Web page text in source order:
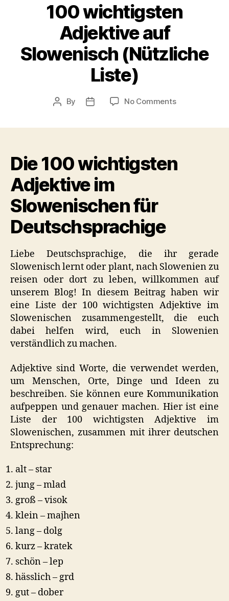
100 wichtigsten
Adjektive auf
Slowenisch (Nützliche
Liste)
Post
By
Post
No Commentson
(Nützliche
Die 100 wichtigsten
Adjektive im
Slowenischen für
Deutschsprachige
Liebe Deutschsprachige, die ihr gerade
Slowenisch lernt oder plant, nach Slowenien zu
reisen oder dort zu leben, willkommen auf
unserem Blog! In diesem Beitrag haben wir
eine Liste der 100 wichtigsten Adjektive im
Slowenischen zusammengestellt, die euch
dabei helfen wird, euch in Slowenien
verständlich zu machen.
Adjektive sind Worte, die verwendet werden,
um Menschen, Orte, Dinge und Ideen zu
beschreiben. Sie können eure Kommunikation
aufpeppen und genauer machen. Hier ist eine
Liste der 100 wichtigsten Adjektive im
Slowenischen, zusammen mit ihrer deutschen
Entsprechung:
alt – star
jung – mlad
groß – visok
klein – majhen
lang – dolg
kurz – kratek
schön – lep
hässlich – grd
gut – dober